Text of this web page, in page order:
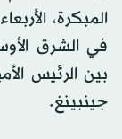
المبكرة،
في الشرق
بين الرئيس
جينبينغ.